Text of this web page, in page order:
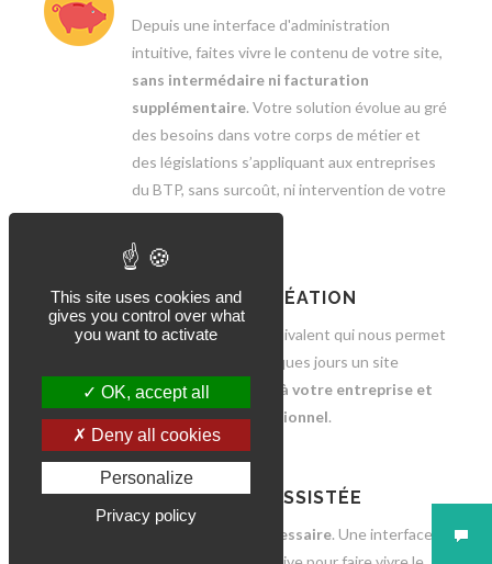
Depuis une interface d'administration
intuitive, faites vivre le contenu de votre site,
sans intermédaire ni facturation
supplémentaire . Votre solution évolue au gré
des besoins dans votre corps de métier et
des législations s’appliquant aux entreprises
du BTP, sans surcoût, ni intervention de votre
part.
RAPIDITÉ DE CRÉATION
Une solution sans équivalent qui nous permet
de vous livrer en quelques jours un site
professionel,
adapté à votre entreprise et
parfaitement opérationnel
TOTALEMENT ASSISTÉE
Aucun prérequis nécessaire . Une interface
d'administration intuitive pour faire vivre le
This site uses cookies and
gives you control over what
you want to activate
OK, accept all
Deny all cookies
Personalize
Privacy policy